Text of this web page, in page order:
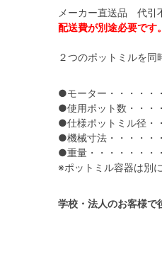
メーカー直送品 代引
配送費が別途必要です。
２つのポットミルを同
●モーター・・・・・
●使用ポット数・・・
●仕様ポットミル径・
●機械寸法・・・・・
●重量・・・・・・・
※ポットミル容器は別
学校・法人のお客様で